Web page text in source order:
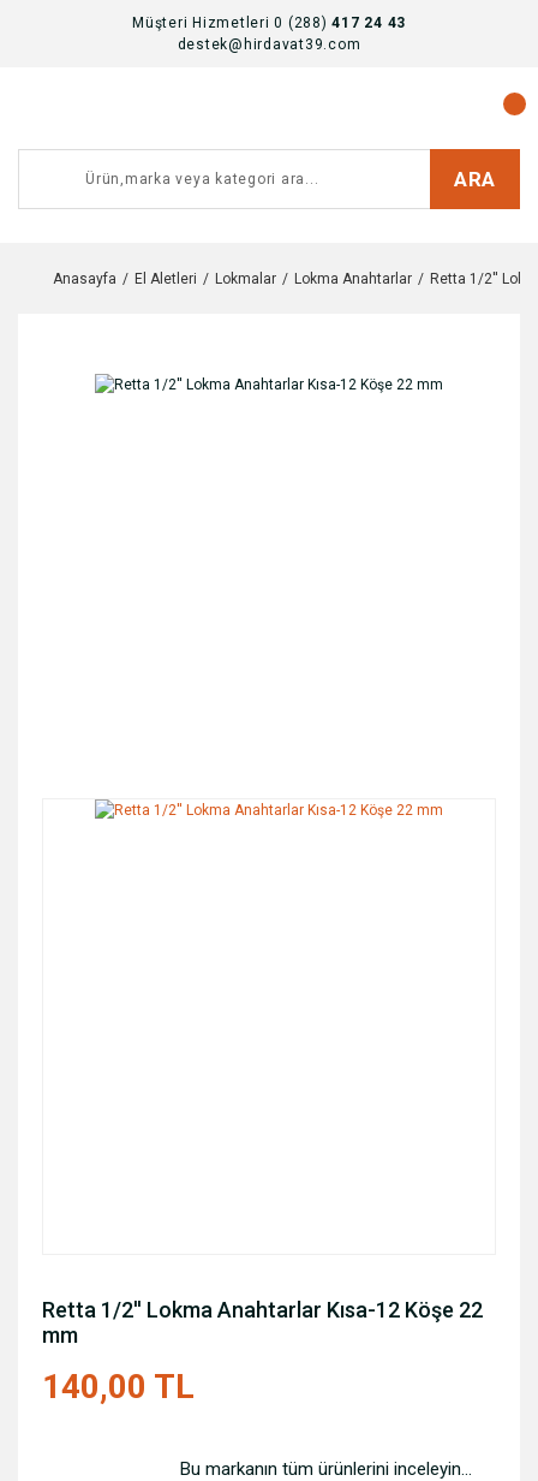
Müşteri Hizmetleri 0 (288)417 24 43
destek@hirdavat39.com
ARA
Anasayfa El Aletleri Lokmalar Lokma Anahtarlar Retta 1/2''
Retta 1/2'' Lokma Anahtarlar Kısa-12 Köşe 22
mm
140,00 TL
Bu markanın tüm ürünlerini inceleyin...